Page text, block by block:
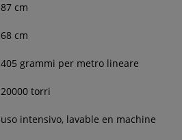
87 cm
68 cm
405 grammi per metro lineare
20000 torri
uso intensivo, lavable en machine